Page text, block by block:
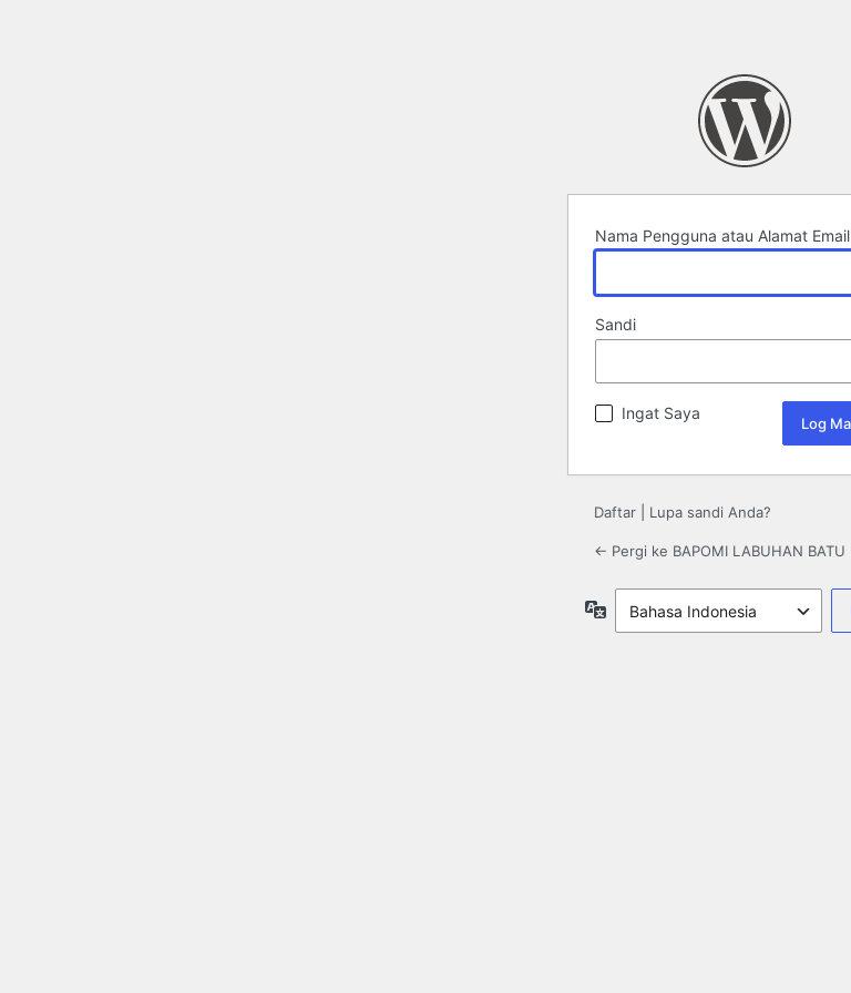
Nama Pengguna atau Alamat Email
Sandi
Ingat Saya
Daftar Lupa sandi Anda?
← Pergi ke BAPOMI LABUHAN BATU
Bahasa